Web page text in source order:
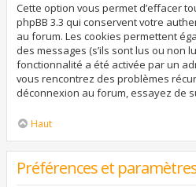
Cette option vous permet d’effacer
phpBB 3.3 qui conservent votre
au forum. Les cookies permettent
des messages (s’ils sont lus ou non
fonctionnalité a été activée par un
vous rencontrez des problèmes
déconnexion au forum, essayez de
Haut
Préférences et